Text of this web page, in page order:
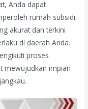
Anda dapat
rumah subsidi.
akurat dan terkini
di daerah Anda.
proses
mewujudkan impian